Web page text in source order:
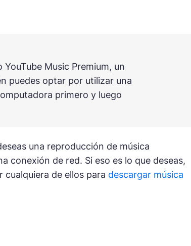
Music Premium, un
puedes optar por utilizar una
primero y luego
una reproducción de música
conexión de red. Si eso es lo que deseas,
de ellos para descargar música